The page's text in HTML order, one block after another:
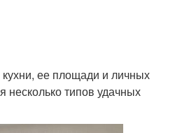
ее площади и личных
несколько типов удачных